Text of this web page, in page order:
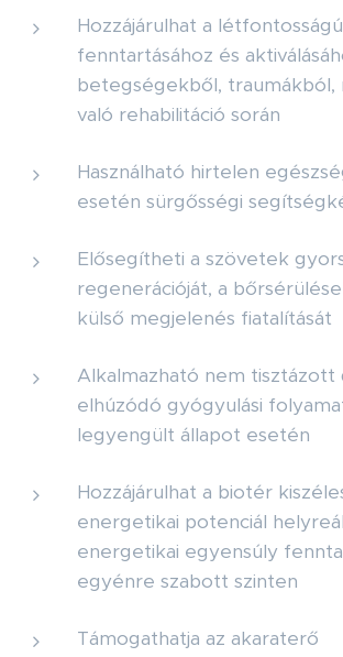
Hozzájárulhat a
fenntartásához és
betegségekből,
való rehabilitáció során
Használható hirtelen
esetén sürgősségi
Elősegítheti a szövetek
regenerációját, a
külső megjelenés fiatalítását
Alkalmazható nem tisztázott
elhúzódó gyógyulási
legyengült állapot esetén
Hozzájárulhat a biotér
energetikai potenciál
energetikai egyensúly
egyénre szabott szinten
Támogathatja az akaraterő